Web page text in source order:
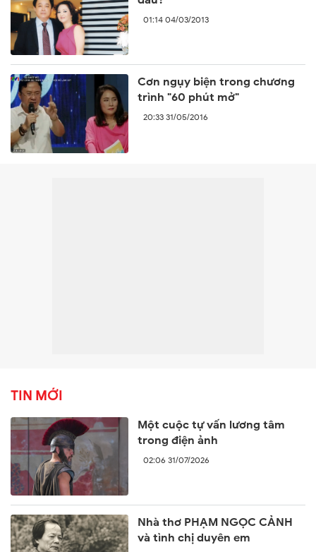
01:14 04/03/2013
Cơn ngụy biện trong chương
trình "60 phút mở"
20:33 31/05/2016
TIN MỚI
Một cuộc tự vấn lương tâm
trong điện ảnh
02:06 31/07/2026
Nhà thơ PHẠM NGỌC CẢNH
và tình chị duyên em